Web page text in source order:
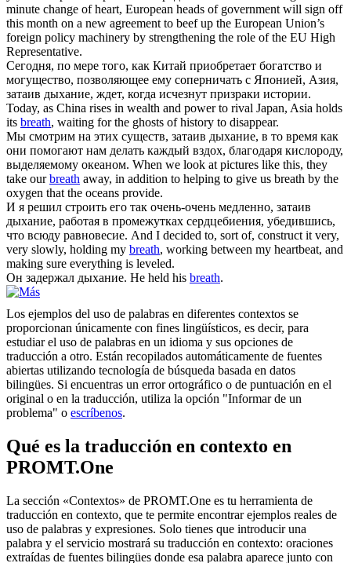
minute change of heart, European heads of government will sign off
this month on a new agreement to beef up the European Union’s
foreign policy machinery by strengthening the role of the EU High
Representative.
Сегодня, по мере того, как Китай приобретает богатство и
могущество, позволяющее ему соперничать с Японией, Азия,
затаив дыхание, ждет, когда исчезнут призраки истории.
Today, as China rises in wealth and power to rival Japan, Asia holds
its breath, waiting for the ghosts of history to disappear.
Мы смотрим на этих существ, затаив дыхание, в то время как
они помогают нам делать каждый вздох, благодаря кислороду,
выделяемому океаном. When we look at pictures like this, they
take ourbreath away, in addition to helping to give us breath by the
oxygen that the oceans provide.
И я решил строить его так очень-очень медленно, затаив
дыхание, работая в промежутках сердцебиения, убедившись,
что всюду равновесие. And I decided to, sort of, construct it very,
very slowly, holding my breath, working between my heartbeat, and
making sure everything is leveled.
Он задержал дыхание. He held his breath.
Los ejemplos del uso de palabras en diferentes contextos se
proporcionan únicamente con fines lingüísticos, es decir, para
estudiar el uso de palabras en un idioma y sus opciones de
traducción a otro. Están recopilados automáticamente de fuentes
abiertas utilizando tecnología de búsqueda basada en datos
bilingües. Si encuentras un error ortográfico o de puntuación en el
original o en la traducción, utiliza la opción "Informar de un
problema" o escríbenos.
Qué es la traducción en contexto en
PROMT.One
La sección «Contextos» de PROMT.One es tu herramienta de
traducción en contexto, que te permite encontrar ejemplos reales de
uso de palabras y expresiones. Solo tienes que introducir una
palabra y el servicio mostrará su traducción en contexto: oraciones
extraídas de fuentes bilingües donde esa palabra aparece junto con